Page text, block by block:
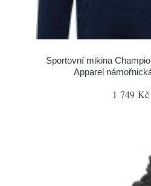
Sportovní mikina
Apparel
1 749 Kč